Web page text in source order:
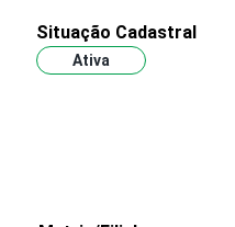
Situação Cadastral
Ativa